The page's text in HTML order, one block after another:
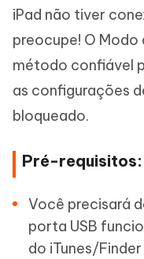
iPad não tiver
preocupe! O
método confiável
as configurações
bloqueado.
Pré-requisitos:
Você precisará
porta USB
do iTunes/Finder